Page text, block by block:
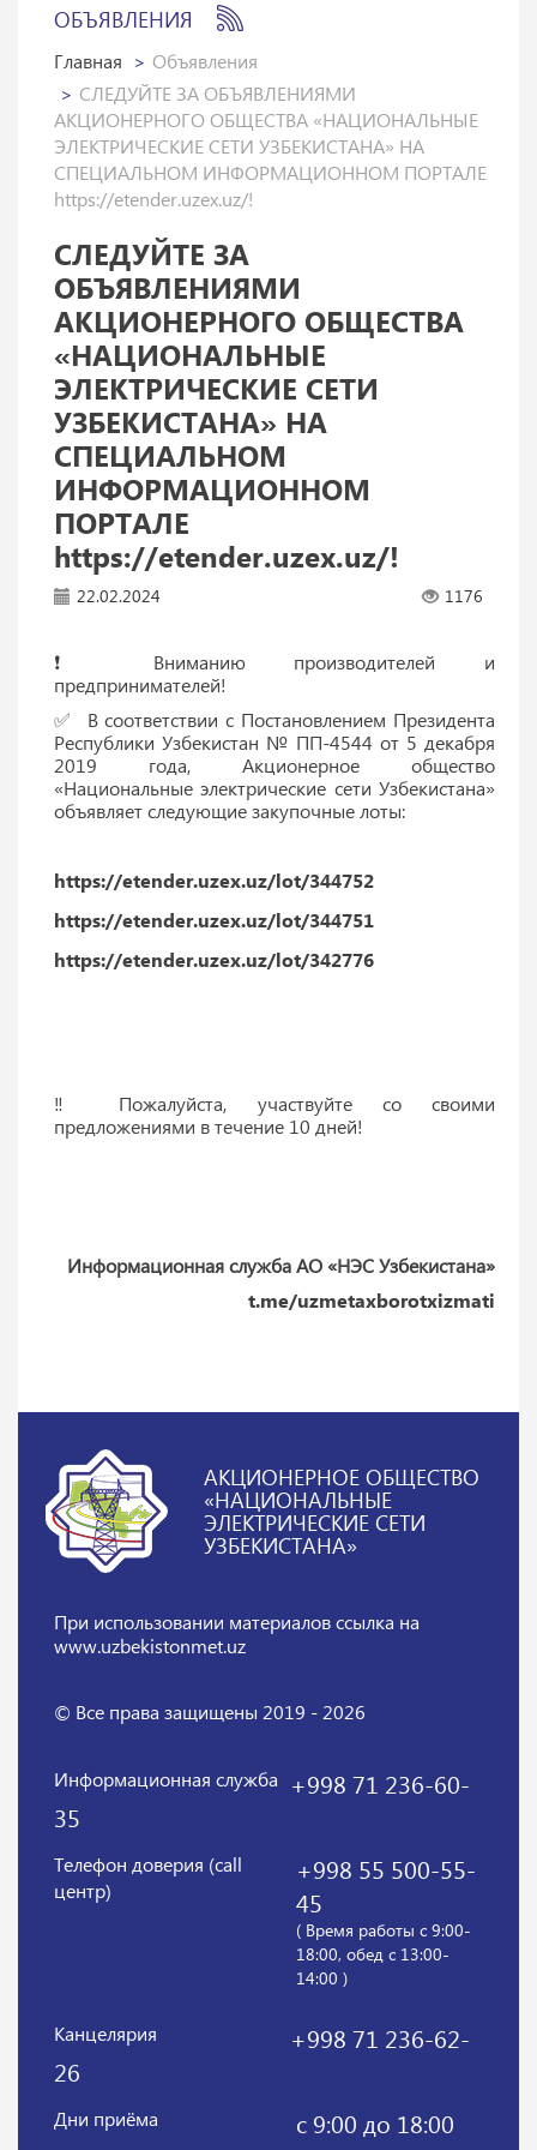
ОБЪЯВЛЕНИЯ
Главная
Объявления
СЛЕДУЙТЕ ЗА ОБЪЯВЛЕНИЯМИ
АКЦИОНЕРНОГО ОБЩЕСТВА «НАЦИОНАЛЬНЫЕ
ЭЛЕКТРИЧЕСКИЕ СЕТИ УЗБЕКИСТАНА» НА
СПЕЦИАЛЬНОМ ИНФОРМАЦИОННОМ ПОРТАЛЕ
https://etender.uzex.uz/!
СЛЕДУЙТЕ ЗА
ОБЪЯВЛЕНИЯМИ
АКЦИОНЕРНОГО ОБЩЕСТВА
«НАЦИОНАЛЬНЫЕ
ЭЛЕКТРИЧЕСКИЕ СЕТИ
УЗБЕКИСТАНА» НА
СПЕЦИАЛЬНОМ
ИНФОРМАЦИОННОМ
ПОРТАЛЕ
https://etender.uzex.uz/!
22.02.2024 1176
❗️ Вниманию производителей и
предпринимателей!
✅ В соответствии с Постановлением Президента
Республики Узбекистан № ПП-4544 от 5 декабря
2019 года, Акционерное общество
«Национальные электрические сети Узбекистана»
объявляет следующие закупочные лоты:
https://etender.uzex.uz/lot/344752
https://etender.uzex.uz/lot/344751
https://etender.uzex.uz/lot/342776
‼️ Пожалуйста, участвуйте со своими
предложениями в течение 10 дней!
Информационная служба АО «НЭС Узбекистана»
t.me/uzmetaxborotxizmati
АКЦИОНЕРНОЕ ОБЩЕСТВО
«НАЦИОНАЛЬНЫЕ
ЭЛЕКТРИЧЕСКИЕ СЕТИ
УЗБЕКИСТАНА»
При использовании материаловссылка на
www.uzbekistonmet.uz
© Все права защищены 2019 - 2026
Информационная служба
+998 71 236-60-
35
Телефон доверия (call
центр)
+998 55 500-55-
45
( Время работы с 9:00-
18:00, обед с 13:00-
14:00 )
Канцелярия
+998 71 236-62-
26
Дни приёма с 9:00 до 18:00